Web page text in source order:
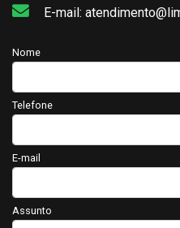
E-mail:
Nome
Telefone
E-mail
Assunto